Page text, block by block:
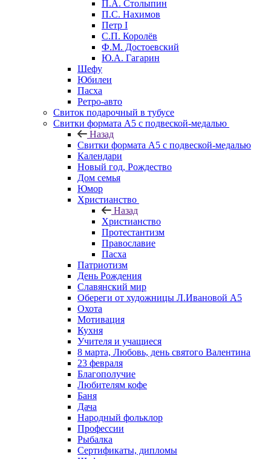
П.А. Столыпин
П.С. Нахимов
Петр I
С.П. Королёв
Ф.М. Достоевский
Ю.А. Гагарин
Шефу
Юбилеи
Пасха
Ретро-авто
Свиток подарочный в тубусе
Свитки формата А5 с подвеской-медалью
Назад
Свитки формата А5 с подвеской-медалью
Календари
Новый год, Рождество
Дом семья
Юмор
Христианство
Назад
Христианство
Протестантизм
Православие
Пасха
Патриотизм
День Рождения
Славянский мир
Обереги от художницы Л.Ивановой А5
Охота
Мотивация
Кухня
Учителя и учащиеся
8 марта, Любовь, день святого Валентина
23 февраля
Благополучие
Любителям кофе
Баня
Дача
Народный фольклор
Профессии
Рыбалка
Сертификаты, дипломы